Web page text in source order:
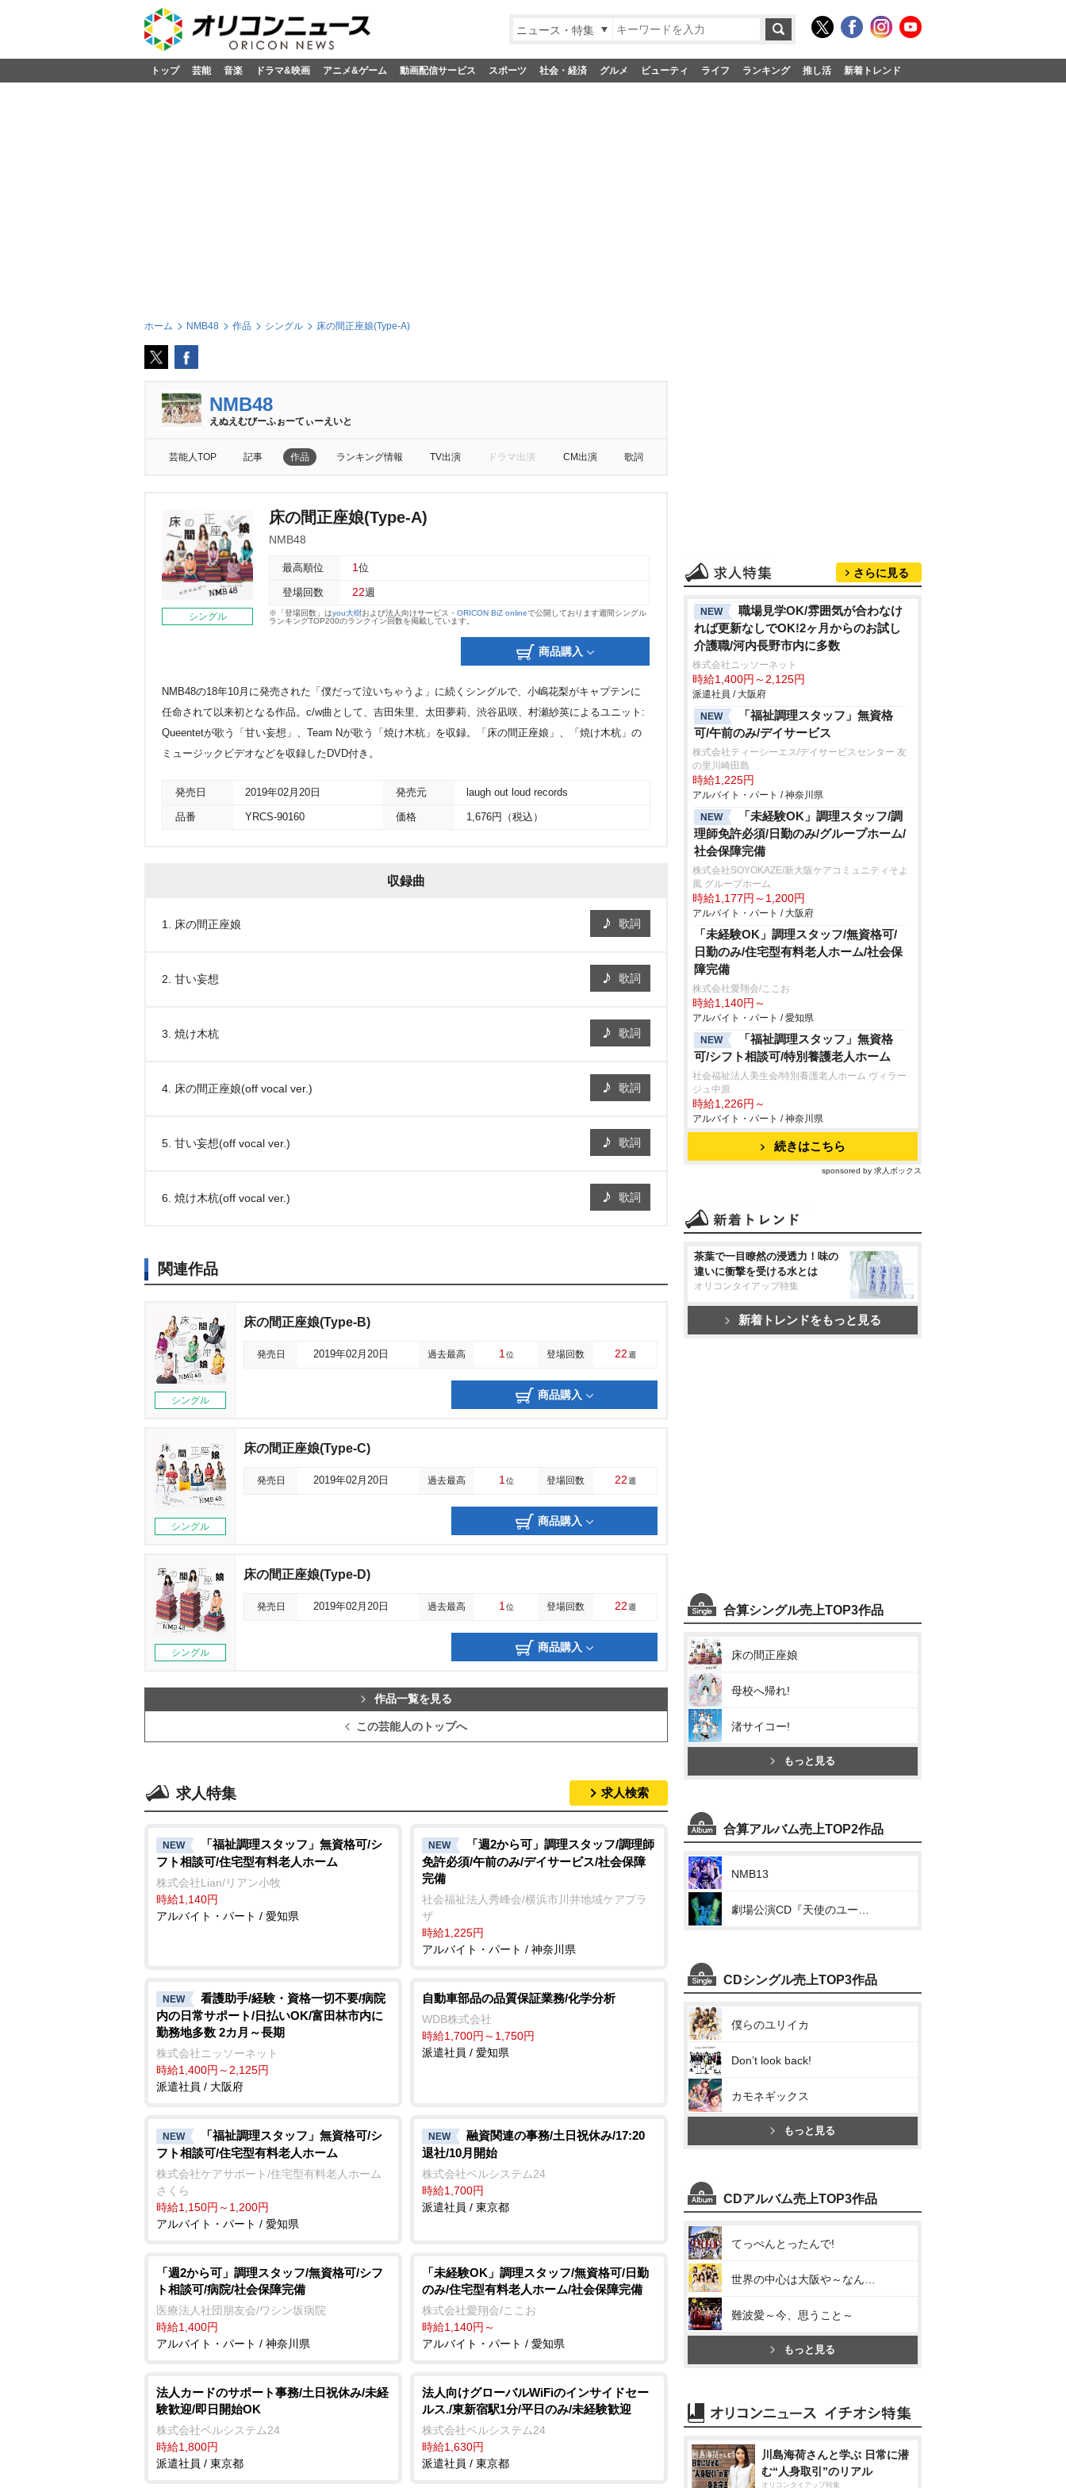
ニュース・特集
トップ 芸能 音楽 ドラマ&映画 アニメ&ゲーム 動画配信サービス スポーツ 社会・経済 グルメ ビューティ ライフ ランキング 推し活 新着トレンド
ホーム NMB48 作品 シングル 床の間正座娘(Type-A)
NMB48
えぬえむびーふぉーてぃーえいと
芸能人TOP 記事 作品 ランキング情報 TV出演 ドラマ出演 CM出演 歌詞
シングル
床の間正座娘(Type-A)
NMB48
最高順位 1 位
登場回数 22週
※「登場回数」はyou大樹および法人向けサービス・ ORICON BiZ onlineで公開しております週間シングル
ランキングTOP200のランクイン回数を掲載しています。
商品購入
NMB48の18年10月に発売された「僕だって泣いちゃうよ」に続くシングルで、小嶋花梨がキャプテンに
任命されて以来初となる作品。c/w曲として、吉田朱里、太田夢莉、渋谷凪咲、村瀬紗英によるユニット:
Queentetが歌う「甘い妄想」、Team Nが歌う「焼け木杭」を収録。「床の間正座娘」、「焼け木杭」の
ミュージックビデオなどを収録したDVD付き。
発売日 2019年02月20日 発売元 laugh out loud records
品番 YRCS-90160 価格 1,676円（税込）
収録曲
1. 床の間正座娘 歌詞
2. 甘い妄想 歌詞
3. 焼け木杭 歌詞
4. 床の間正座娘(off vocal ver.) 歌詞
5. 甘い妄想(off vocal ver.) 歌詞
6. 焼け木杭(off vocal ver.) 歌詞
関連作品
シングル
床の間正座娘(Type-B)
発売日 2019年02月20日 過去最高 1 位 登場回数 22週
商品購入
シングル
床の間正座娘(Type-C)
発売日 2019年02月20日 過去最高 1 位 登場回数 22週
商品購入
シングル
床の間正座娘(Type-D)
発売日 2019年02月20日 過去最高 1 位 登場回数 22週
商品購入
作品一覧を見る
この芸能人のトップへ
求人特集 求人検索
NEW
「福祉調理スタッフ」無資格可/シ
フト相談可/住宅型有料老人ホーム
株式会社Lian/リアン小牧
時給1,140円
アルバイト・パート / 愛知県
NEW
「週2から可」調理スタッフ/調理師
免許必須/午前のみ/デイサービス/社会保障
完備
社会福祉法人秀峰会/横浜市川井地域ケアプラ
ザ
時給1,225円
アルバイト・パート / 神奈川県
NEW
看護助手/経験・資格一切不要/病院
内の日常サポート/日払いOK/富田林市内に
勤務地多数 2カ月～長期
株式会社ニッソーネット
時給1,400円～2,125円
派遣社員 / 大阪府
自動車部品の品質保証業務/化学分析
WDB株式会社
時給1,700円～1,750円
派遣社員 / 愛知県
NEW
「福祉調理スタッフ」無資格可/シ
フト相談可/住宅型有料老人ホーム
株式会社ケアサポート/住宅型有料老人ホーム
さくら
時給1,150円～1,200円
アルバイト・パート / 愛知県
NEW
融資関連の事務/土日祝休み/17:20
退社/10月開始
株式会社ベルシステム24
時給1,700円
派遣社員 / 東京都
「週2から可」調理スタッフ/無資格可/シフ
ト相談可/病院/社会保障完備
医療法人社団朋友会/ワシン坂病院
時給1,400円
アルバイト・パート / 神奈川県
「未経験OK」調理スタッフ/無資格可/日勤
のみ/住宅型有料老人ホーム/社会保障完備
株式会社愛翔会/ここお
時給1,140円～
アルバイト・パート / 愛知県
法人カードのサポート事務/土日祝休み/未経
験歓迎/即日開始OK
株式会社ベルシステム24
時給1,800円
派遣社員 / 東京都
法人向けグローバルWiFiのインサイドセー
ルス./東新宿駅1分/平日のみ/未経験歓迎
株式会社ベルシステム24
時給1,630円
派遣社員 / 東京都
さらに見る
NEW
職場見学OK/雰囲気が合わなけ
れば更新なしでOK!2ヶ月からのお試し
介護職/河内長野市内に多数
株式会社ニッソーネット
時給1,400円～2,125円
派遣社員 / 大阪府
NEW
「福祉調理スタッフ」無資格
可/午前のみ/デイサービス
株式会社ティーシーエス/デイサービスセンター 友
の里川崎田島
時給1,225円
アルバイト・パート / 神奈川県
NEW
「未経験OK」調理スタッフ/調
理師免許必須/日勤のみ/グループホーム/
社会保障完備
株式会社SOYOKAZE/新大阪ケアコミュニティそよ
風 グループホーム
時給1,177円～1,200円
アルバイト・パート / 大阪府
「未経験OK」調理スタッフ/無資格可/
日勤のみ/住宅型有料老人ホーム/社会保
障完備
株式会社愛翔会/ここお
時給1,140円～
アルバイト・パート / 愛知県
NEW
「福祉調理スタッフ」無資格
可/シフト相談可/特別養護老人ホーム
社会福祉法人美生会/特別養護老人ホーム ヴィラー
ジュ中原
時給1,226円～
アルバイト・パート / 神奈川県
続きはこちら
sponsored by 求人ボックス
茶葉で一目瞭然の浸透力！味の
違いに衝撃を受ける水とは
オリコンタイアップ特集
新着トレンドをもっと見る
合算シングル売上TOP3作品
床の間正座娘
母校へ帰れ!
渚サイコー!
もっと見る
合算アルバム売上TOP2作品
NMB13
CDシングル売上TOP3作品
僕らのユリイカ
Don’t look back!
カモネギックス
もっと見る
CDアルバム売上TOP3作品
てっぺんとったんで!
難波愛～今、思うこと～
もっと見る
川島海荷さんと学ぶ 日常に潜
む“人身取引”のリアル
オリコンタイアップ特集